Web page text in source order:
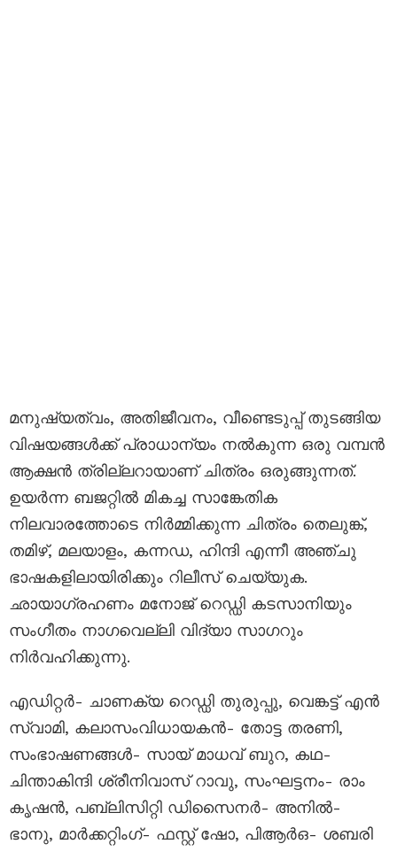
മനുഷ്യത്വം, അതിജീവനം, വീണ്ടെടുപ്പ് തുടങ്ങിയ
വിഷയങ്ങൾക്ക് പ്രാധാന്യം നൽകുന്ന ഒരു വമ്പൻ
ആക്ഷൻ ത്രില്ലറായാണ് ചിത്രം ഒരുങ്ങുന്നത്.
ഉയർന്ന ബജറ്റിൽ മികച്ച സാങ്കേതിക
നിലവാരത്തോടെ നിർമ്മിക്കുന്ന ചിത്രം തെലുങ്ക്,
തമിഴ്, മലയാളം, കന്നഡ, ഹിന്ദി എന്നീ അഞ്ചു
ഭാഷകളിലായിരിക്കും റിലീസ് ചെയ്യുക.
ഛായാഗ്രഹണം മനോജ് റെഡ്ഡി കടസാനിയും
സംഗീതം നാഗവെല്ലി വിദ്യാ സാഗറും
നിർവഹിക്കുന്നു.
എഡിറ്റർ- ചാണക്യ റെഡ്ഡി തുരുപ്പു, വെങ്കട്ട് എൻ
സ്വാമി, കലാസംവിധായകൻ- തോട്ട തരണി,
സംഭാഷണങ്ങൾ- സായ് മാധവ് ബുറ, കഥ-
ചിന്താകിന്ദി ശ്രീനിവാസ് റാവു, സംഘട്ടനം- രാം
കൃഷൻ, പബ്ലിസിറ്റി ഡിസൈനർ- അനിൽ-
ഭാനു, മാർക്കറ്റിംഗ്- ഫസ്റ്റ് ഷോ, പിആർഒ- ശബരി